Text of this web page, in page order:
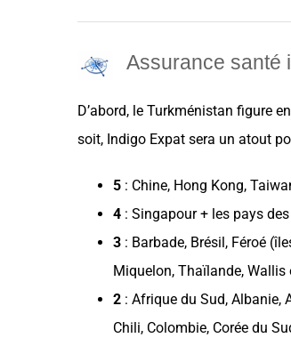
Assurance santé
D’abord, le Turkménistan figure en
soit, Indigo Expat sera un atout
5 : Chine, Hong Kong,
4 : Singapour+ les pays
3 : Barbade, Brésil , Féroé
Miquelon, Thaïlande, Wallis
2 : Afrique du Sud, Albanie,
Chili, Colombie, Corée du